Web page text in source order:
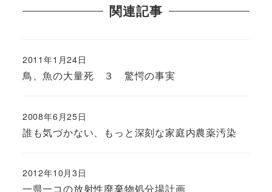
関連記事
鳥、魚の大量死 ３ 驚愕の事実
2011年1月24日
誰も気づかない、もっと深刻な家庭内農薬汚染
2008年6月25日
一県一コの放射性廃棄物処分場計画
2012年10月3日